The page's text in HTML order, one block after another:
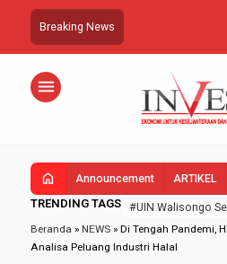
Breaking News
menu
home Announcement ARTIKEL
TRENDING TAGS #UIN Walisongo
Beranda » NEWS » Di Tengah Pandemi,
Analisa Peluang Industri Halal